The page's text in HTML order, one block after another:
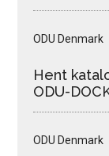
ODU Denmark
Hent
ODU-
ODU Denmark